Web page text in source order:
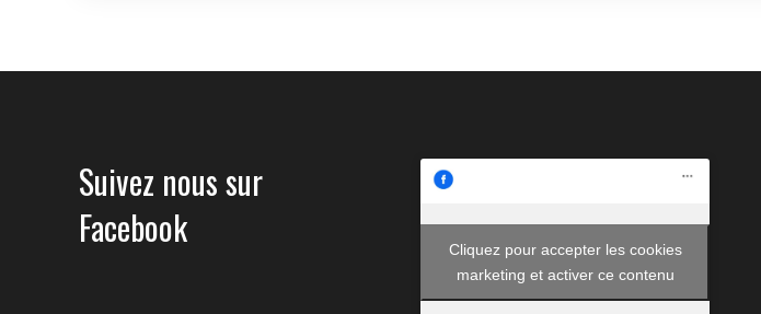
Suivez nous sur
Facebook
Cliquez pour accepter les cookies
marketing et activer ce contenu